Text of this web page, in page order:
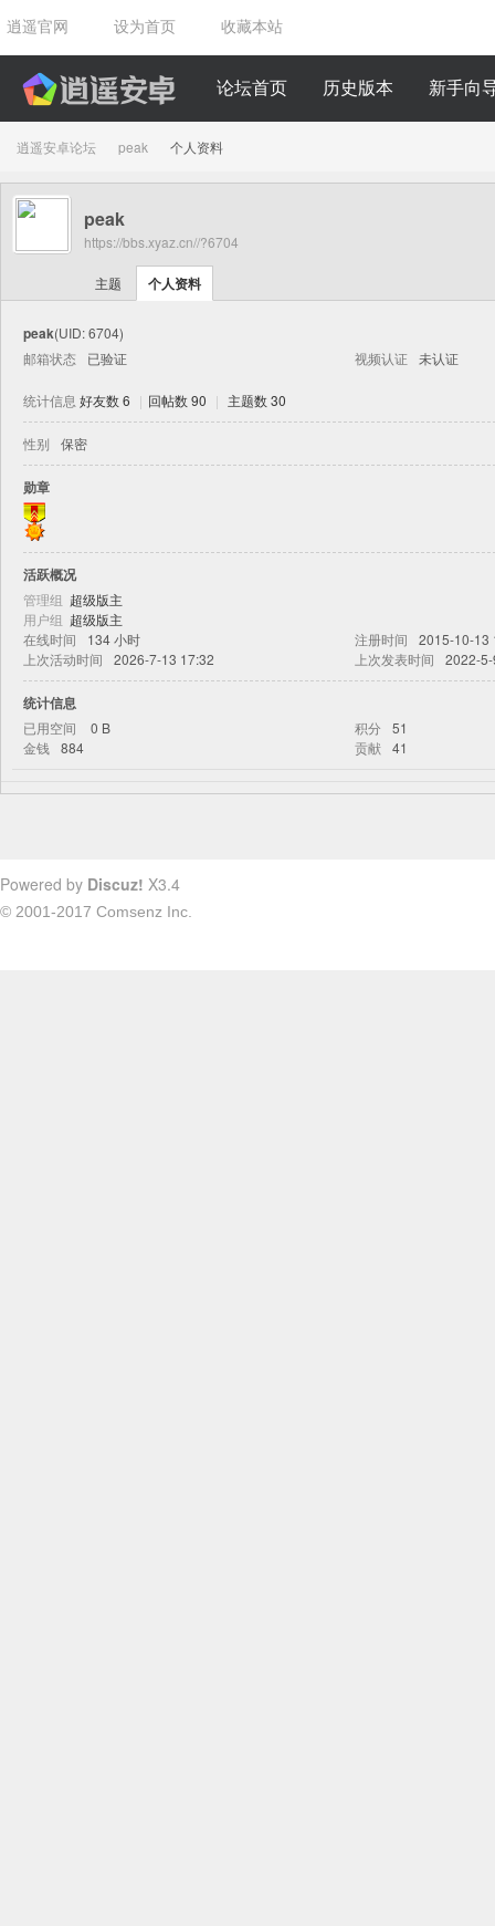
逍遥官网 设为首页 收藏本站
论坛首页 历史版本 新手向
逍遥安卓论坛
›
peak
›
个人资料
peak
https://bbs.xyaz.cn//?6704
主题 个人资料
peak(UID: 6704)
邮箱状态
已验证 视频认证 未认证
统计信息 好友数 6 | 回帖数 90 | 主题数 30
性别 保密
勋章
活跃概况
管理组 超级版主
用户组 超级版主
在线时间
134 小时 注册时间
2015-10-13
上次活动时间
2026-7-13 17:32 上次发表时间 2022-
统计信息
已用空间 0 B 积分
51
金钱
884 贡献 41
Powered by Discuz! X3.4
© 2001-2017 Comsenz Inc.